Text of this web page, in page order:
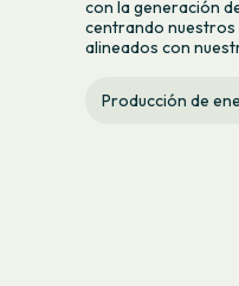
con la generación
centrando
alineados con
Producción de